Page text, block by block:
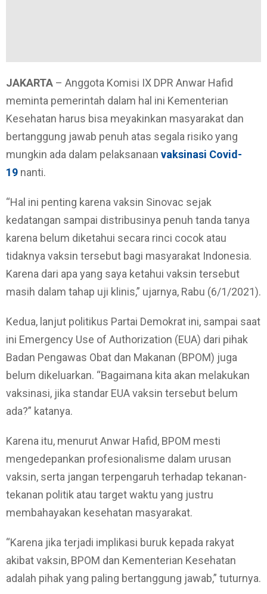
JAKARTA – Anggota Komisi IX DPR Anwar Hafid
meminta pemerintah dalam hal ini Kementerian
Kesehatan harus bisa meyakinkan masyarakat dan
bertanggung jawab penuh atas segala risiko yang
mungkin ada dalam pelaksanaan vaksinasi Covid-
19 nanti.
“Hal ini penting karena vaksin Sinovac sejak
kedatangan sampai distribusinya penuh tanda tanya
karena belum diketahui secara rinci cocok atau
tidaknya vaksin tersebut bagi masyarakat Indonesia.
Karena dari apa yang saya ketahui vaksin tersebut
masih dalam tahap uji klinis,” ujarnya, Rabu (6/1/2021).
Kedua, lanjut politikus Partai Demokrat ini, sampai saat
ini Emergency Use of Authorization (EUA) dari pihak
Badan Pengawas Obat dan Makanan (BPOM) juga
belum dikeluarkan. “Bagaimana kita akan melakukan
vaksinasi, jika standar EUA vaksin tersebut belum
ada?” katanya.
Karena itu, menurut Anwar Hafid, BPOM mesti
mengedepankan profesionalisme dalam urusan
vaksin, serta jangan terpengaruh terhadap tekanan-
tekanan politik atau target waktu yang justru
membahayakan kesehatan masyarakat.
“Karena jika terjadi implikasi buruk kepada rakyat
akibat vaksin, BPOM dan Kementerian Kesehatan
adalah pihak yang paling bertanggung jawab,” tuturnya.